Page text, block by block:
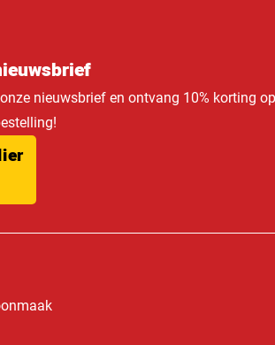
nieuwsbrief en ontvang 10% korting op